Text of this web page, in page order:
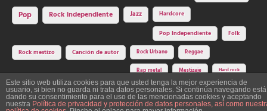
Pop Rock independiente Jazz Hardcore
Pop Independiente Folk
Rock mestizo Canción de autor Rock Urbano Reggae
Rap metal Mestizaje Hard rock
Construcción y diseño: La Factoría del Ritmo Art Studio. Edita: Asociación
Este sitio web utiliza cookies para que usted tenga la mejor experiencia de
usuario, si bien no guarda ni trata datos personales. Si continúa navegando está
dando su consentimiento para el uso de las mencionadas cookies y aceptando
nuestra Política de privacidad y protección de datos personales, así como